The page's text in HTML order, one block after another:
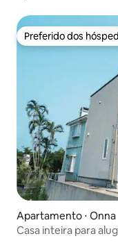
Preferido dos
Preferido dos
Apartamento ⋅ Onna
Casa inteira para